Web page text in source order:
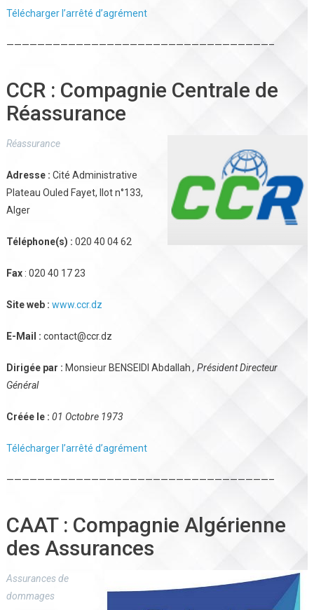
Télécharger l’arrêté d’agrément
——————————————————————————————————–
CCR : Compagnie Centrale de
Réassurance
Réassurance
Adresse : Cité Administrative
Plateau Ouled Fayet, Ilot n°133,
Alger
Téléphone(s) : 020 40 04 62
Fax : 020 40 17 23
Site web : www.ccr.dz
E-Mail : contact@ccr.dz
Dirigée par : Monsieur BENSEIDI Abdallah , Président Directeur
Général
Créée le : 01 Octobre 1973
Télécharger l’arrêté d’agrément
——————————————————————————————————–
CAAT : Compagnie Algérienne
des Assurances
Assurances de
dommages